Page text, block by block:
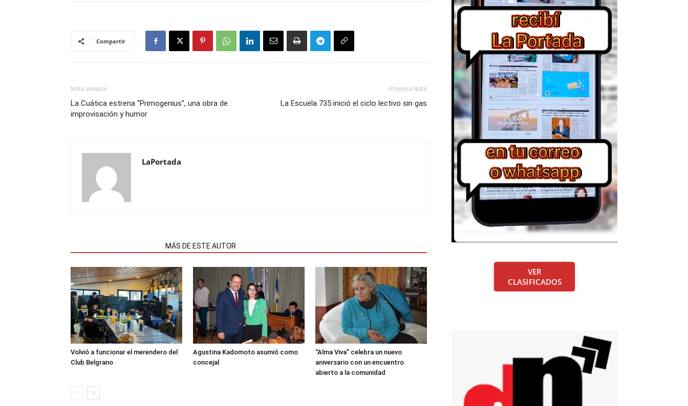
Compartir
Nota anterior
La Cuática estrena “Primogenius”, una obra de
improvisación y humor
Próxima Nota
La Escuela 735 inició el ciclo lectivo sin gas
LaPortada
MÁS DE ESTE AUTOR
Volvió a funcionar el merendero del
Club Belgrano
Agustina Kadomoto asumió como
concejal
“Alma Viva” celebra un nuevo
aniversario con un encuentro
abierto a la comunidad
VER
CLASIFICADOS